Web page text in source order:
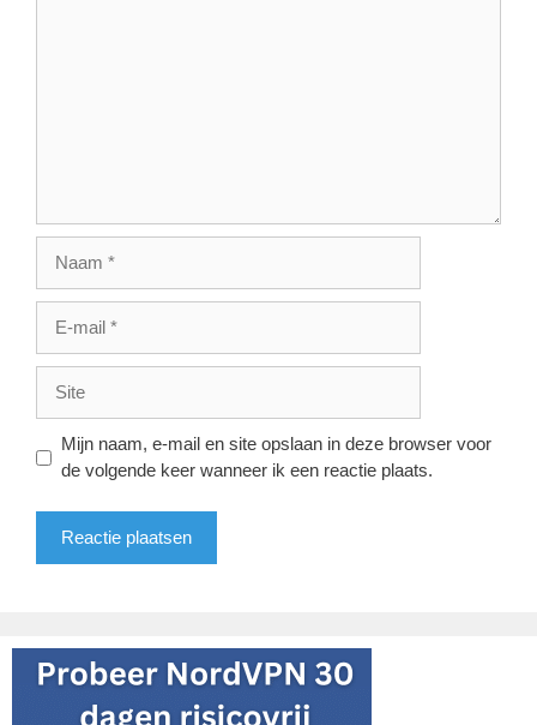
mail
Mijn naam, e-mail en site opslaan in deze browser voor
de volgende keer wanneer ik een reactie plaats.